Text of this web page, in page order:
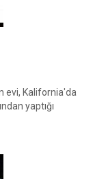
evi, Kalifornia'da
yaptığı